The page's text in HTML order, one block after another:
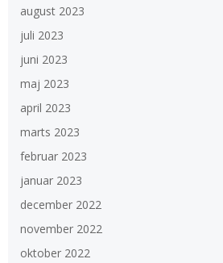
august 2023
juli 2023
juni 2023
maj 2023
april 2023
marts 2023
februar 2023
januar 2023
december 2022
november 2022
oktober 2022